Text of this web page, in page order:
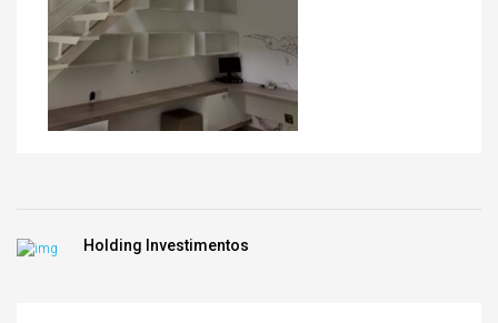
Holding Investimentos